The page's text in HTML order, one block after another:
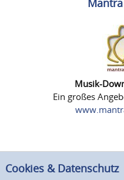
Musik-
Ein großes
Cookies & Datenschutz